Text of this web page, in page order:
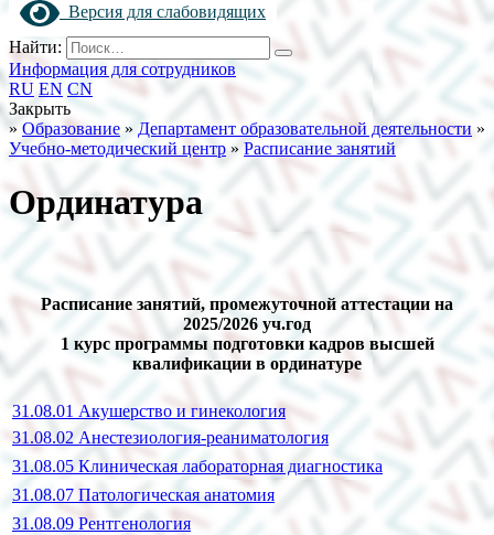
Версия для слабовидящих
Найти:
Информация для сотрудников
RU EN CN
Закрыть
» Образование » Департамент образовательной деятельности »
Учебно-методический центр » Расписание занятий
Ординатура
Расписание занятий, промежуточной аттестации на
2025/2026 уч.год
1 курс программы подготовки кадров высшей
квалификации в ординатуре
31.08.01 Акушерство и гинекология
31.08.02 Анестезиология-реаниматология
31.08.05 Клиническая лабораторная диагностика
31.08.07 Патологическая анатомия
31.08.09 Рентгенология